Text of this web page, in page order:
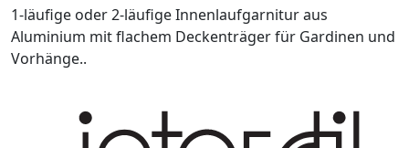
1-läufige oder 2-läufige Innenlaufgarnitur aus
Aluminium mit flachem Deckenträger für Gardinen und
Vorhänge..